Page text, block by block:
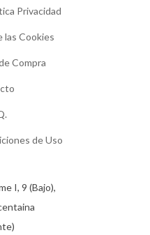
Privacidad
las Cookies
Compra
de Uso
I, 9 (Bajo),